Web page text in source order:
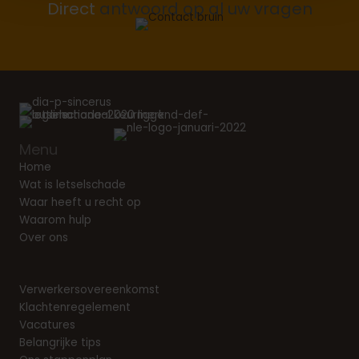
Direct antwoord op al uw vragen
Menu
Home
Wat is letselschade
Waar heeft u recht op
Waarom hulp
Over ons
Verwerkersovereenkomst
Klachtenregelement
Vacatures
Belangrijke tips